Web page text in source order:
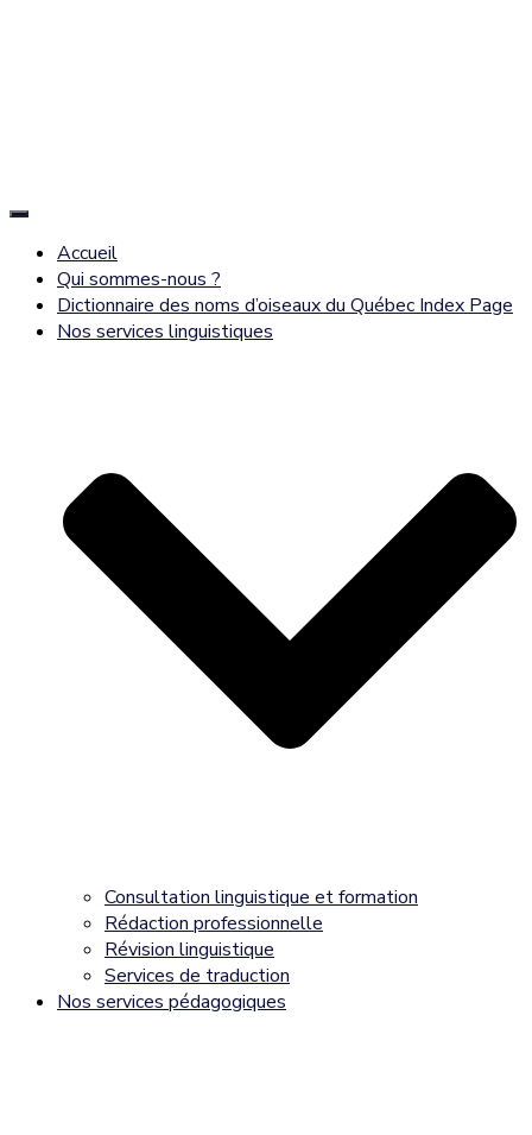
Déplier
navigationAccueil
Qui sommes-nous ?
Dictionnaire des noms d’oiseaux du Québec Index Page
Nos services linguistiques
Consultation linguistique et formation
Rédaction professionnelle
Révision linguistique
Services de traduction
Nos services pédagogiques